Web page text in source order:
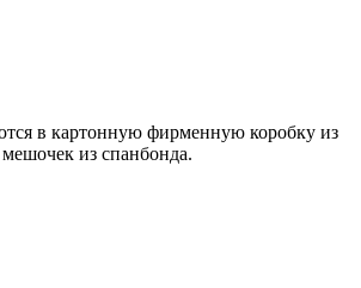
в картонную фирменную коробку из
из спанбонда.